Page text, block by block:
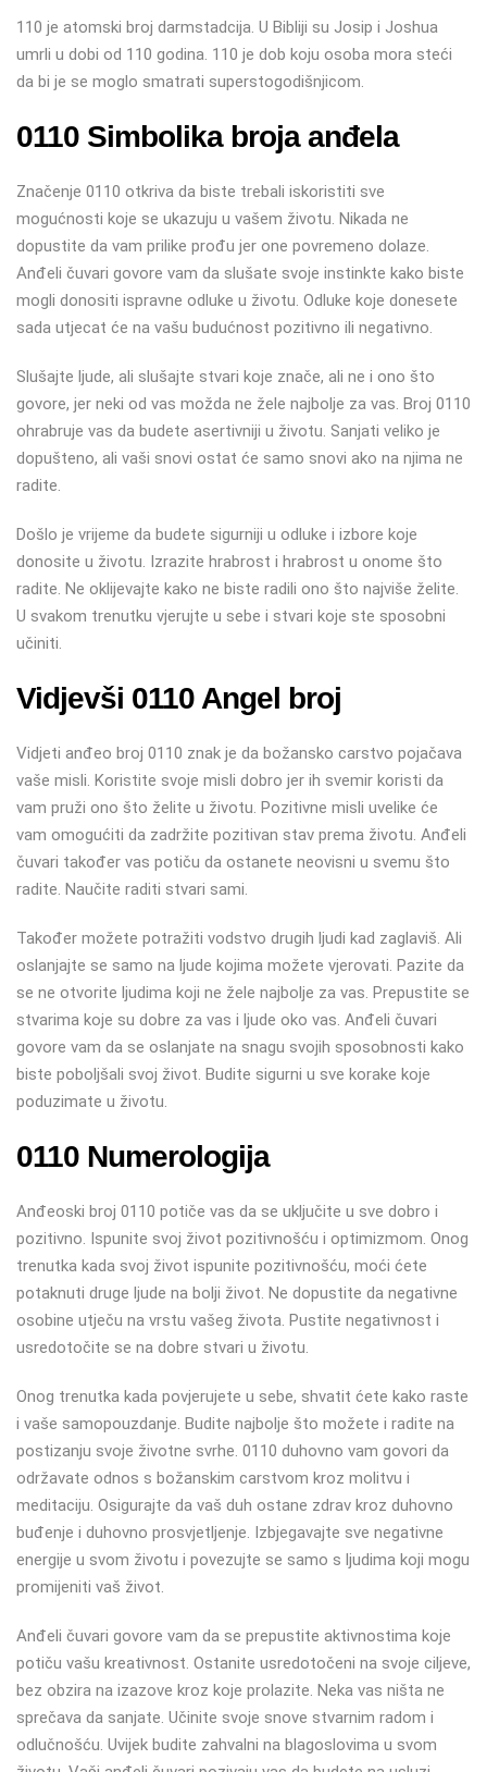
110 je atomski broj darmstadcija. U Bibliji su Josip i Joshua
umrli u dobi od 110 godina. 110 je dob koju osoba mora steći
da bi je se moglo smatrati superstogodišnjicom.
0110 Simbolika broja anđela
Značenje 0110 otkriva da biste trebali iskoristiti sve
mogućnosti koje se ukazuju u vašem životu. Nikada ne
dopustite da vam prilike prođu jer one povremeno dolaze.
Anđeli čuvari govore vam da slušate svoje instinkte kako biste
mogli donositi ispravne odluke u životu. Odluke koje donesete
sada utjecat će na vašu budućnost pozitivno ili negativno.
Slušajte ljude, ali slušajte stvari koje znače, ali ne i ono što
govore, jer neki od vas možda ne žele najbolje za vas. Broj 0110
ohrabruje vas da budete asertivniji u životu. Sanjati veliko je
dopušteno, ali vaši snovi ostat će samo snovi ako na njima ne
radite.
Došlo je vrijeme da budete sigurniji u odluke i izbore koje
donosite u životu. Izrazite hrabrost i hrabrost u onome što
radite. Ne oklijevajte kako ne biste radili ono što najviše želite.
U svakom trenutku vjerujte u sebe i stvari koje ste sposobni
učiniti.
Vidjevši 0110 Angel broj
Vidjeti anđeo broj 0110 znak je da božansko carstvo pojačava
vaše misli. Koristite svoje misli dobro jer ih svemir koristi da
vam pruži ono što želite u životu. Pozitivne misli uvelike će
vam omogućiti da zadržite pozitivan stav prema životu. Anđeli
čuvari također vas potiču da ostanete neovisni u svemu što
radite. Naučite raditi stvari sami.
Također možete potražiti vodstvo drugih ljudi kad zaglaviš. Ali
oslanjajte se samo na ljude kojima možete vjerovati. Pazite da
se ne otvorite ljudima koji ne žele najbolje za vas. Prepustite se
stvarima koje su dobre za vas i ljude oko vas. Anđeli čuvari
govore vam da se oslanjate na snagu svojih sposobnosti kako
biste poboljšali svoj život. Budite sigurni u sve korake koje
poduzimate u životu.
0110 Numerologija
Anđeoski broj 0110 potiče vas da se uključite u sve dobro i
pozitivno. Ispunite svoj život pozitivnošću i optimizmom. Onog
trenutka kada svoj život ispunite pozitivnošću, moći ćete
potaknuti druge ljude na bolji život. Ne dopustite da negativne
osobine utječu na vrstu vašeg života. Pustite negativnost i
usredotočite se na dobre stvari u životu.
Onog trenutka kada povjerujete u sebe, shvatit ćete kako raste
i vaše samopouzdanje. Budite najbolje što možete i radite na
postizanju svoje životne svrhe. 0110 duhovno vam govori da
održavate odnos s božanskim carstvom kroz molitvu i
meditaciju. Osigurajte da vaš duh ostane zdrav kroz duhovno
buđenje i duhovno prosvjetljenje. Izbjegavajte sve negativne
energije u svom životu i povezujte se samo s ljudima koji mogu
promijeniti vaš život.
Anđeli čuvari govore vam da se prepustite aktivnostima koje
potiču vašu kreativnost. Ostanite usredotočeni na svoje ciljeve,
bez obzira na izazove kroz koje prolazite. Neka vas ništa ne
sprečava da sanjate. Učinite svoje snove stvarnim radom i
odlučnošću. Uvijek budite zahvalni na blagoslovima u svom